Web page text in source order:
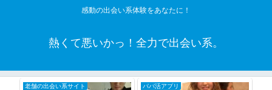
感動の出会い系体験をあなたに！
熱くて悪いかっ！全力で出会い系。
老舗の出会い系サイト パパ活アプリ